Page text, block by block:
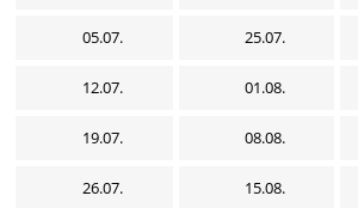
05.07. 25.07.
12.07. 01.08.
19.07. 08.08.
26.07. 15.08.